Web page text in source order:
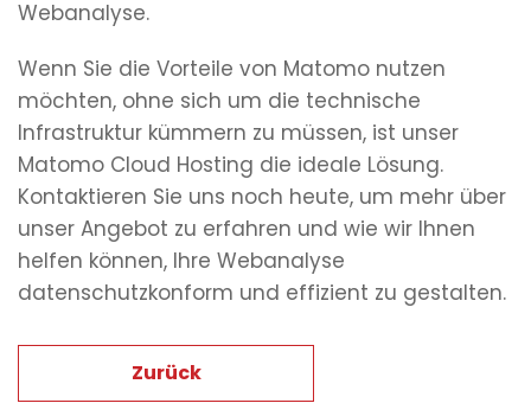
Webanalyse.
Wenn Sie die Vorteile von Matomo nutzen
möchten, ohne sich um die technische
Infrastruktur kümmern zu müssen, ist unser
Matomo Cloud Hosting die ideale Lösung.
Kontaktieren Sie uns noch heute, um mehr über
unser Angebot zu erfahren und wie wir Ihnen
helfen können, Ihre Webanalyse
datenschutzkonform und effizient zu gestalten.
Zurück